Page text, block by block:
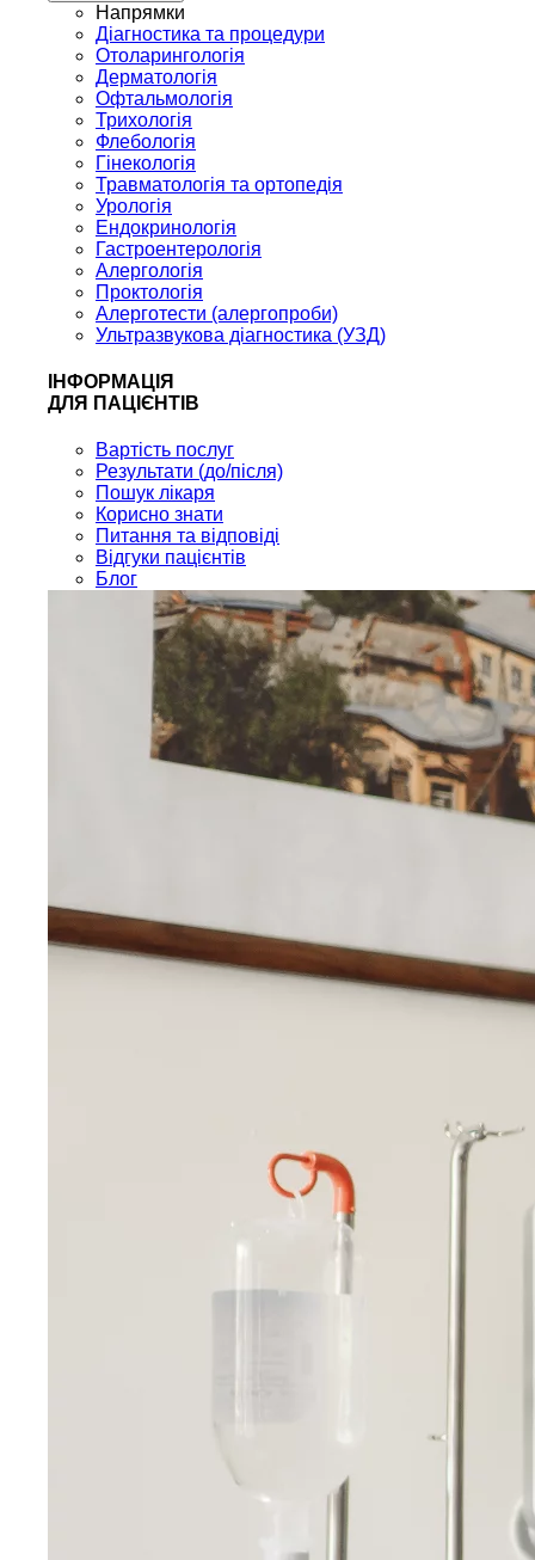
Напрямки
Діагностика та процедури
Отоларингологія
Дерматологія
Офтальмологія
Трихологія
Флебологія
Гінекологія
Травматологія та ортопедія
Урологія
Ендокринологія
Гастроентерологія
Алергологія
Проктологія
Алерготести (алергопроби)
Ультразвукова діагностика (УЗД)
ІНФОРМАЦІЯ
ДЛЯ ПАЦІЄНТІВ
Вартість послуг
Результати (до/після)
Пошук лікаря
Корисно знати
Питання та відповіді
Відгуки пацієнтів
Блог